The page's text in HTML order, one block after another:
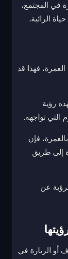
في المجتمع،
الرائية.
فهذا قد
رؤية
التي تواجهه.
فإن
إلى طريق
عن
أو الزيارة في